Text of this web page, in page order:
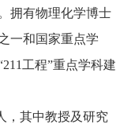
拥有物理化学博士
一和国家重点学
211 工程”重点学科建
其中教授及研究